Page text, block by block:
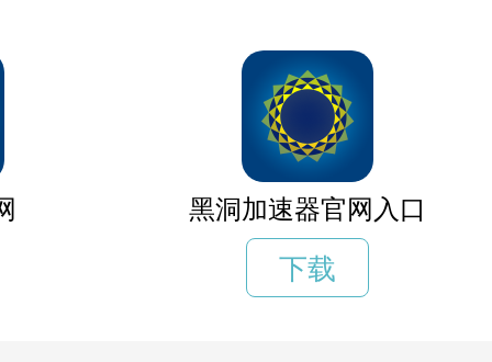
黑洞加速器官网入口
下载